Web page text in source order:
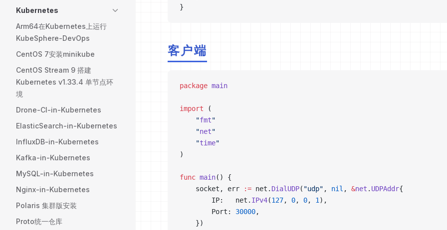
Kubernetes
Arm64在Kubernetes上运行
KubeSphere-DevOps
CentOS 7安装minikube
CentOS Stream 9 搭建
Kubernetes v1.33.4 单节点环
境
Drone-CI-in-Kubernetes
ElasticSearch-in-Kubernetes
InfluxDB-in-Kubernetes
Kafka-in-Kubernetes
MySQL-in-Kubernetes
Nginx-in-Kubernetes
Polaris 集群版安装
Proto统一仓库
}
客户端
package main
import (
	"
fmt"
	"
net"
	"
time"
)
func main() {
	socket, err
:= net. DialUDP( "udp" , nil , &net . UDPAddr{
		IP:   net.
IPv4(127, 0, 0, 1 ),
		Port:
30000,
	})